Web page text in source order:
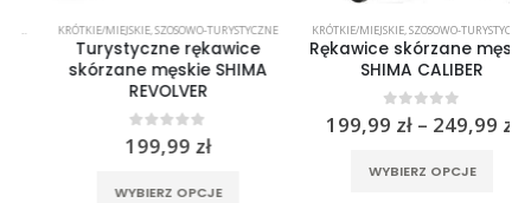
KRÓTKIE/MIEJSKIE,SZOSOWO-TURYSTYCZNE
Turystyczne rękawice
skórzane męskie SHIMA
REVOLVER
out of 5
199,99zł
WYBIERZ OPCJE
KRÓTKIE/MIEJSKIE,SZOSOWO-TURYSTYCZNE
Rękawice skórzane męskie
SHIMA CALIBER
0 out of 5
199,99zł–249,99zł
WYBIERZ OPCJE